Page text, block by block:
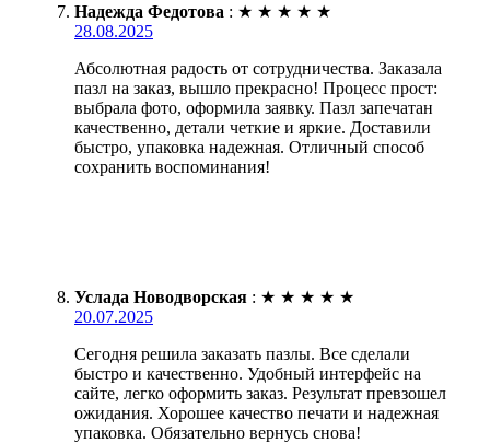
Надежда Федотова : ★ ★ ★ ★ ★
28.08.2025
Абсолютная радость от сотрудничества. Заказала
пазл на заказ, вышло прекрасно! Процесс прост:
выбрала фото, оформила заявку. Пазл запечатан
качественно, детали четкие и яркие. Доставили
быстро, упаковка надежная. Отличный способ
сохранить воспоминания!
Услада Новодворская : ★ ★ ★ ★ ★
20.07.2025
Сегодня решила заказать пазлы. Все сделали
быстро и качественно. Удобный интерфейс на
сайте, легко оформить заказ. Результат превзошел
ожидания. Хорошее качество печати и надежная
упаковка. Обязательно вернусь снова!